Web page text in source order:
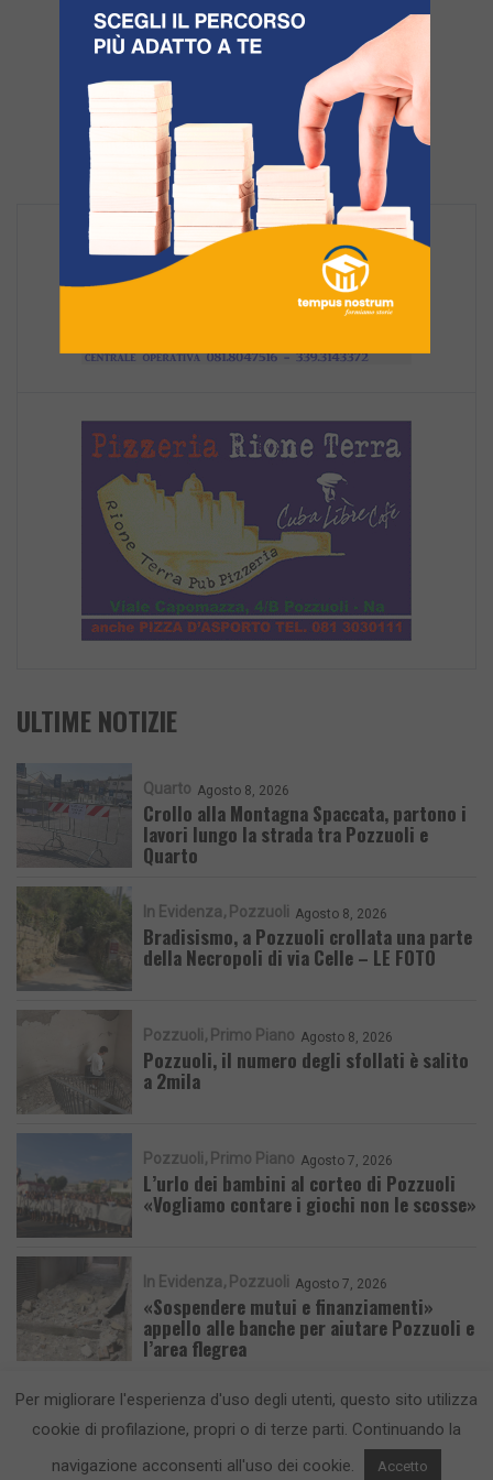
ULTIME NOTIZIE
Quarto Agosto 8, 2026
Crollo alla Montagna Spaccata, partono i
lavori lungo la strada tra Pozzuoli e
Quarto
In Evidenza Pozzuoli Agosto 8, 2026
Bradisismo, a Pozzuoli crollata una parte
della Necropoli di via Celle – LE FOTO
Pozzuoli Primo Piano Agosto 8, 2026
Pozzuoli, il numero degli sfollati è salito
a 2mila
Pozzuoli Primo Piano Agosto 7, 2026
L’urlo dei bambini al corteo di Pozzuoli
«Vogliamo contare i giochi non le scosse»
In Evidenza Pozzuoli Agosto 7, 2026
«Sospendere mutui e finanziamenti»
appello alle banche per aiutare Pozzuoli e
l’area flegrea
Per migliorare l'esperienza d'uso degli utenti, questo sito utilizza
cookie di profilazione, propri o di terze parti. Continuando la
navigazione acconsenti all'uso dei cookie.
Accetto